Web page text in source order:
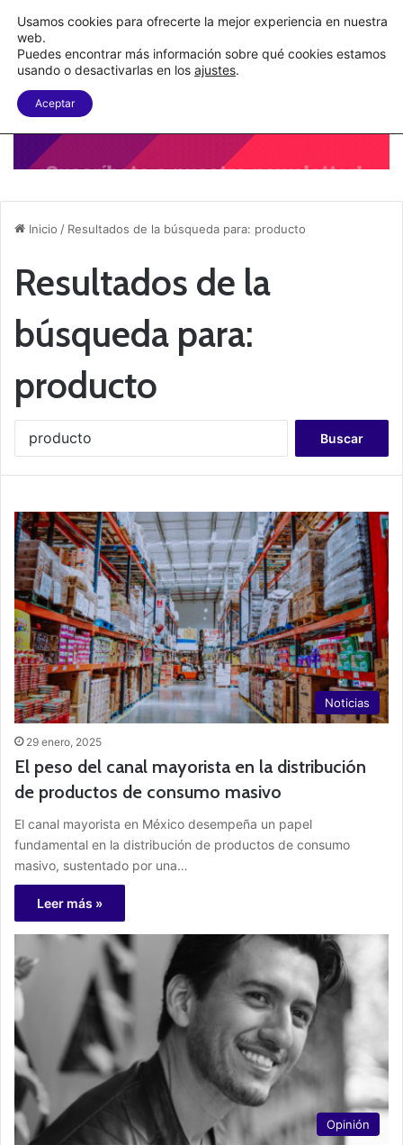
C&A México completa la implementación de su WMS en la nube
Menu
Inicio / Resultados de la búsqueda para: producto
Resultados de la
búsqueda para:
producto
r
:
Noticias
29 enero, 2025
El peso del canal mayorista en la distribución
de productos de consumo masivo
El canal mayorista en México desempeña un papel
fundamental en la distribución de productos de consumo
masivo, sustentado por una…
Leer más »
Opinión
Usamos cookies para ofrecerte la mejor experiencia en nuestra
web.
Puedes encontrar más información sobre qué cookies estamos
usando o desactivarlas en los ajustes.
Aceptar